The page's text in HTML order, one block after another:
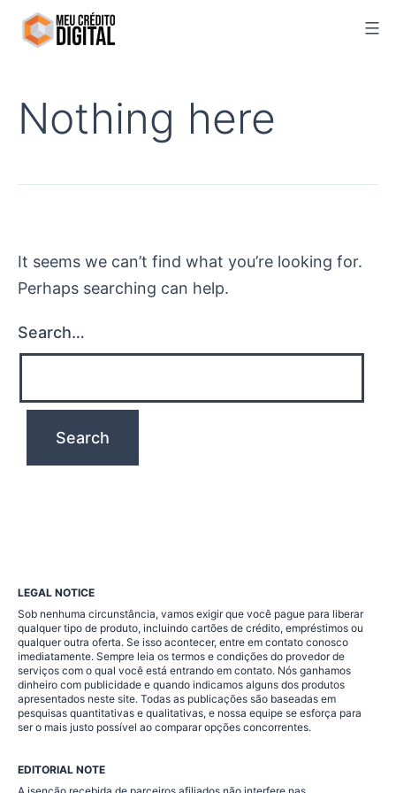
Skip
Nothing here
It seems we can’t find what you’re looking for.
Perhaps searching can help.
Search…
LEGAL NOTICE
Sob nenhuma circunstância, vamos exigir que você pague para liberar
qualquer tipo de produto, incluindo cartões de crédito, empréstimos ou
qualquer outra oferta. Se isso acontecer, entre em contato conosco
imediatamente. Sempre leia os termos e condições do provedor de
serviços com o qual você está entrando em contato. Nós ganhamos
dinheiro com publicidade e quando indicamos alguns dos produtos
apresentados neste site. Todas as publicações são baseadas em
pesquisas quantitativas e qualitativas, e nossa equipe se esforça para
ser o mais justo possível ao comparar opções concorrentes.
EDITORIAL NOTE